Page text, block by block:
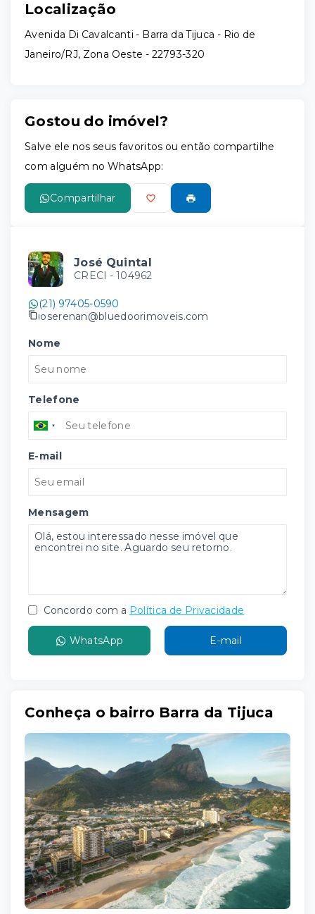
Localização
Avenida Di Cavalcanti - Barra da Tijuca - Rio de
Janeiro/RJ, Zona Oeste - 22793-320
Gostou do imóvel?
Salve ele nos seus favoritos ou então compartilhe
com alguém no WhatsApp:
Compartilhar
José Quintal
CRECI - 104962
(21) 97405-0590
joserenan@bluedoorimoveis.com
Nome
Telefone
E-mail
Mensagem
Concordo com a Política de Privacidade
WhatsApp E-mail
Conheça o bairro Barra da Tijuca